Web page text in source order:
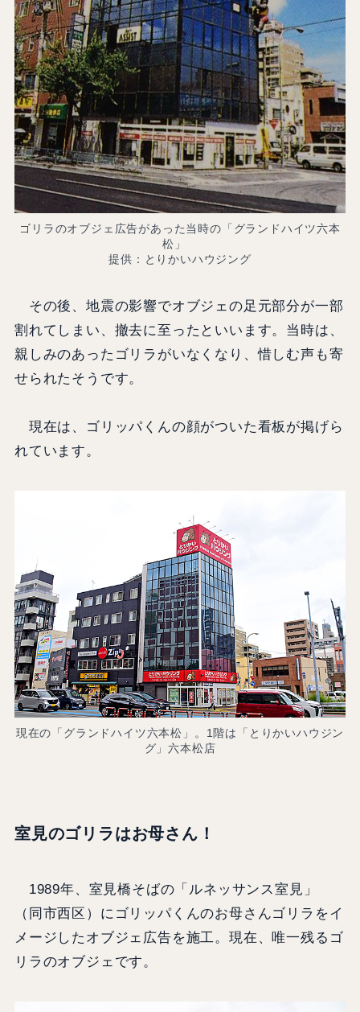
ゴリラのオブジェ広告があった当時の「グランドハイツ六本
松」
提供：とりかいハウジング
その後、地震の影響でオブジェの足元部分が一部
割れてしまい、撤去に至ったといいます。当時は、
親しみのあったゴリラがいなくなり、惜しむ声も寄
せられたそうです。
現在は、ゴリッパくんの顔がついた看板が掲げら
れています。
現在の「グランドハイツ六本松」。1階は「とりかいハウジン
グ」六本松店
室見のゴリラはお母さん！
1989年、室見橋そばの「ルネッサンス室見」
（同市西区）にゴリッパくんのお母さんゴリラをイ
メージしたオブジェ広告を施工。現在、唯一残るゴ
リラのオブジェです。